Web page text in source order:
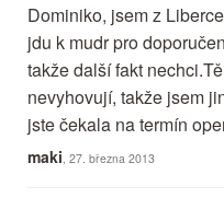
Dominiko, jsem z
jdu k mudr pro
takže další fakt
nevyhovují, takže jsem
jste čekala na termín
maki , 27. března 2013